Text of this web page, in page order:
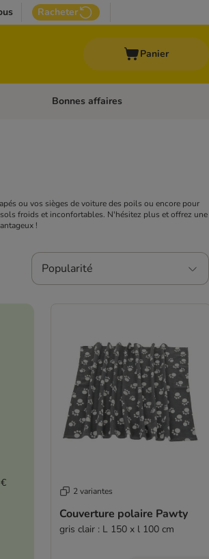
Racheter
Panier
Aliments médicalisés
Dérouler les catégories: Marques
Bonnes affaires
ou vos sièges de voiture des poils ou encore pour
froids et inconfortables. N'hésitez plus et offrez une
!
Popularité
2 variantes
Couverture polaire Pawty
gris clair : L 150 x l 100 cm